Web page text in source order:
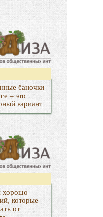
баночки
– это
вариант
хорошо
которые
от